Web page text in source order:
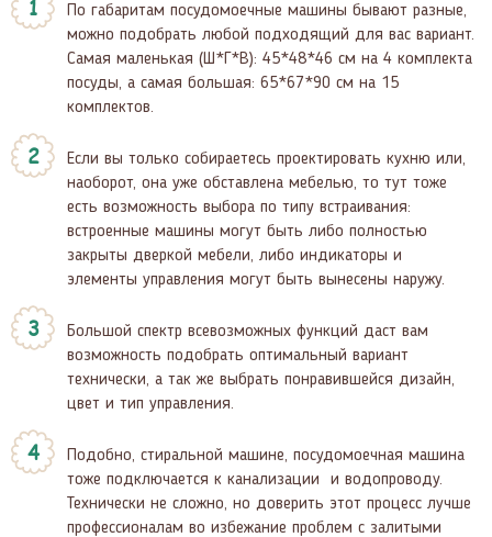
По габаритам посудомоечные машины бывают разные,
можно подобрать любой подходящий для вас вариант.
Самая маленькая (Ш*Г*В): 45*48*46 см на 4 комплекта
посуды, а самая большая: 65*67*90 см на 15
комплектов.
Если вы только собираетесь проектировать кухню или,
наоборот, она уже обставлена мебелью, то тут тоже
есть возможность выбора по типу встраивания:
встроенные машины могут быть либо полностью
закрыты дверкой мебели, либо индикаторы и
элементы управления могут быть вынесены наружу.
Большой спектр всевозможных функций даст вам
возможность подобрать оптимальный вариант
технически, а так же выбрать понравившейся дизайн,
цвет и тип управления.
Подобно, стиральной машине, посудомоечная машина
тоже подключается к канализации и водопроводу.
Технически не сложно, но доверить этот процесс лучше
профессионалам во избежание проблем с залитыми